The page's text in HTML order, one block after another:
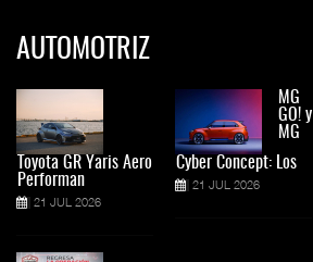
AUTOMOTRIZ
Toyota GR Yaris Aero
Performan
21 JUL 2026
MG
GO! y
MG
Cyber Concept: Los
21 JUL 2026